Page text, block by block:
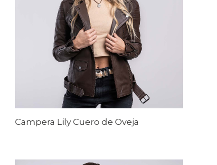
Campera Lily Cuero de Oveja